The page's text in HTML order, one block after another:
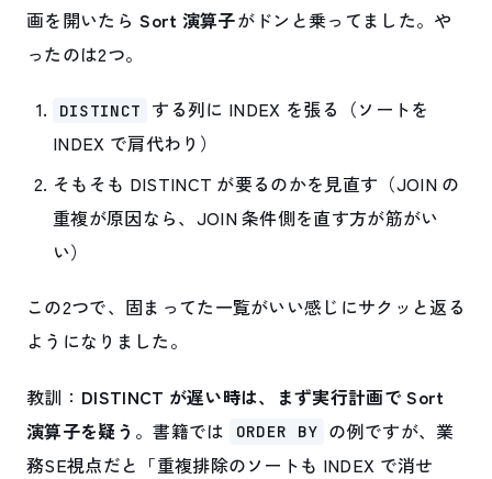
画を開いたら Sort 演算子がドンと乗ってました。や
ったのは2つ。
DISTINCT
する列に INDEX を張る（ソートを
INDEX で肩代わり）
そもそも DISTINCT が要るのかを見直す（JOIN の
重複が原因なら、JOIN 条件側を直す方が筋がい
い）
この2つで、固まってた一覧がいい感じにサクッと返る
ようになりました。
教訓： DISTINCT が遅い時は、まず実行計画で Sort
演算子を疑う 。書籍では ORDER BY の例ですが、業
務SE視点だと「重複排除のソートも INDEX で消せ